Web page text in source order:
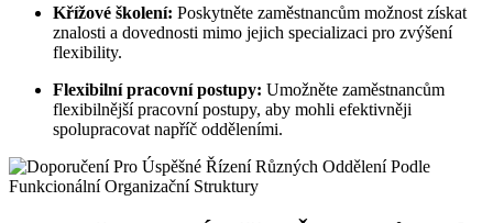
Křížové školení: Poskytněte zaměstnancům možnost získat
znalosti a dovednosti mimo jejich specializaci pro zvýšení
flexibility.
Flexibilní pracovní postupy: Umožněte zaměstnancům
flexibilnější pracovní postupy, aby mohli efektivněji
spolupracovat napříč odděleními.